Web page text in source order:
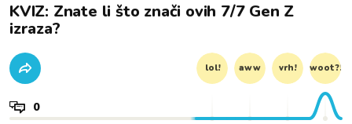
KVIZ: Znate li što znači ovih 7/7 Gen Z
izraza?
lol! aww vrh! woot?!
0